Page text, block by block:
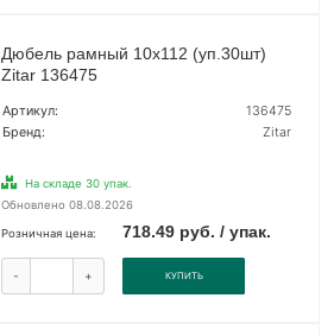
Дюбель рамный 10х112 (уп.30шт)
Zitar 136475
Артикул:
136475
Бренд:
Zitar
На складе 30 упак.
Обновлено 08.08.2026
Розничная цена: 718.49 руб. / упак.
- + КУПИТЬ